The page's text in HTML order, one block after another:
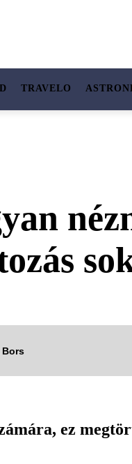
TRAVELO
Bors
ez